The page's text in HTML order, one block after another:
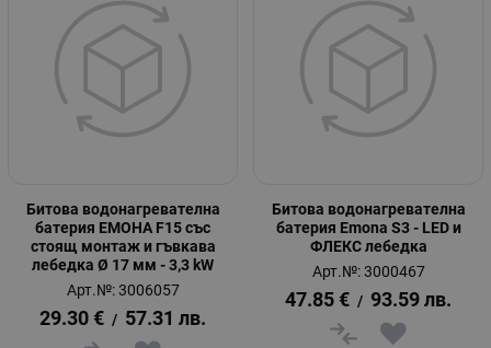
Битова водонагревателна
батерия ЕМОНА F15 със
стоящ монтаж и гъвкава
лебедка Ø 17 мм - 3,3 kW
Арт.№: 3006057
29.30 € / 57.31 лв.
Битова водонагревателна
батерия Emona S3 - LED и
ФЛЕКС лебедка
Арт.№: 3000467
47.85 € / 93.59 лв.